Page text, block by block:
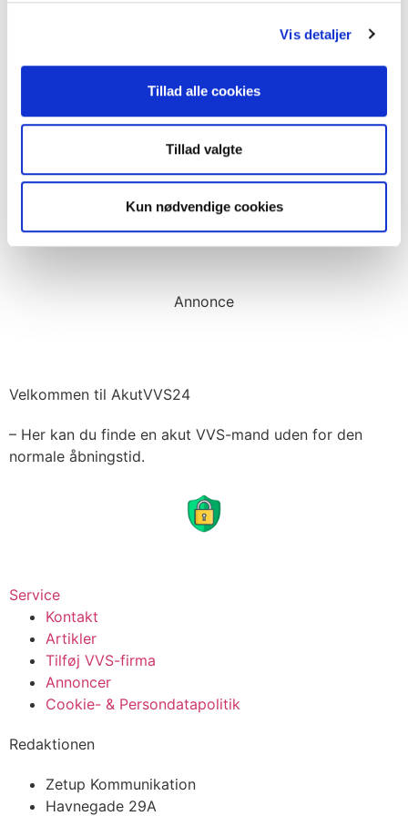
Vis detaljer
Tillad alle cookies
Tillad valgte
Kun nødvendige cookies
Der udføres alle typer VVS-installationer og blikarbejde
i alle typer boliger. Trænger du til vedligeholdelse,
reparation og fornyelse af dine VVS-installationer? Så
kontakt en af de blikkenslagere eller VVS-installatører
der vises her – De tilbyder også regulær VVS-service i
den normale åbningstid.
Annonce
Velkommen til AkutVVS24
– Her kan du finde en akut VVS-mand uden for den
normale åbningstid.
Service
Kontakt
Artikler
Tilføj VVS-firma
Annoncer
Cookie- & Persondatapolitik
Redaktionen
Zetup Kommunikation
Havnegade 29A